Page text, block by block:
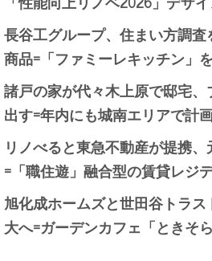
長谷工グループ、住まい方調
商品=「ファミーレキッチン」
諸戸の家が代々木上原で邸宅
出す=年内にも城南エリアで計
リノべると東急不動産が提携
=「職住遊」融合型の賃貸レジ
旭化成ホームズと世田谷トラ
大へ=ガーデンカフェ「ときそ